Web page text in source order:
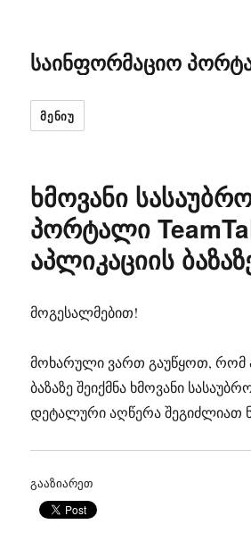
საინფორმაციო
ᲛᲔᲜᲘᲣ
ხმოვანი
პორტალი
აპლიკაციის
მოგესალმებით!
მოხარული ვართ გაუწყოთ, რომ
ბაზაზე შეიქმნა ხმოვანი
დეტალური აღწერა შეგიძლიათ
გააზიარეთ